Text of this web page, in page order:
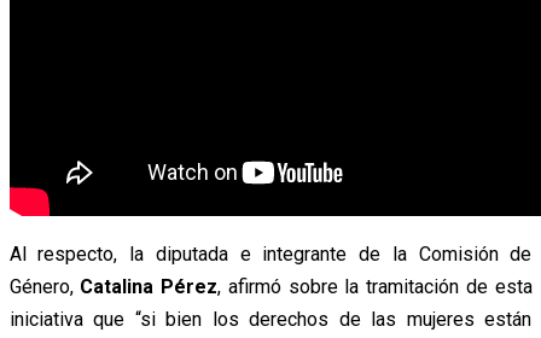
Al respecto, la diputada e integrante de la Comisión de
Género, Catalina Pérez, afirmó sobre la tramitación de esta
iniciativa que “si bien los derechos de las mujeres están